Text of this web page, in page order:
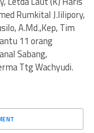
Rumkital J.lilipory,
A.Md.,Kep, Tim
11 orang
Sabang,
Ttg Wachyudi.